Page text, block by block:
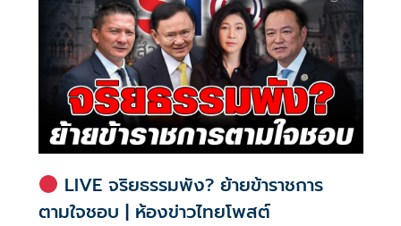
LIVE จริยธรรมพัง? ย้ายข้าราชการ
ตามใจชอบ | ห้องข่าวไทยโพสต์